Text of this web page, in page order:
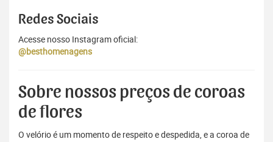
Redes Sociais
Acesse nosso Instagram oficial:
@besthomenagens
Sobre nossos preços de coroas
de flores
O velório é um momento de respeito e despedida, e a coroa de